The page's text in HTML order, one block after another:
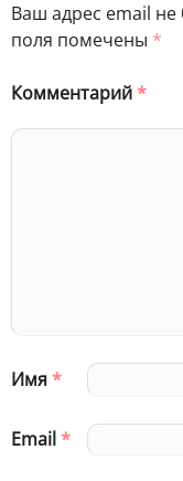
Ваш адрес email не
поля помечены *
Комментарий*
Имя*
Email*